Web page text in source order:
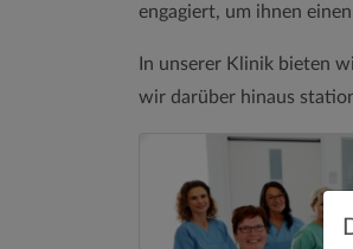
engagiert, um ihnen
In unserer Klinik bieten
wir darüber hinaus